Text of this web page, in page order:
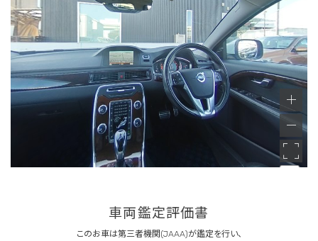
車両鑑定評価書
このお車は第三者機関(JAAA)が鑑定を行い、